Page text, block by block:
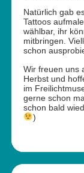
Natürlich gab
Tattoos
wählbar, ihr
mitbringen.
schon
Wir freuen uns
Herbst und
im
gerne schon
schon bald
)